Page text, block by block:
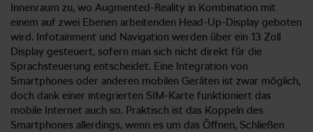
Innenraum zu, wo Augmented-Reality in Kombination mit
einem auf zwei Ebenen arbeitenden Head-Up-Display geboten
wird. Infotainment und Navigation werden über ein 13 Zoll
Display gesteuert, sofern man sich nicht direkt für die
Sprachsteuerung entscheidet. Eine Integration von
Smartphones oder anderen mobilen Geräten ist zwar möglich,
doch dank einer integrierten SIM-Karte funktioniert das
mobile Internet auch so. Praktisch ist das Koppeln des
Smartphones allerdings, wenn es um das Öffnen, Schließen